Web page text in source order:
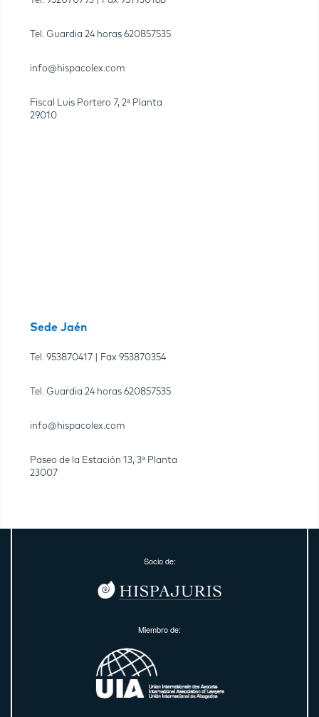
Tel. Guardia 24 horas 620857535
info@hispacolex.com
Fiscal Luis Portero 7, 2ª Planta
29010
Sede Jaén
Tel. 953870417 | Fax 953870354
Tel. Guardia 24 horas 620857535
info@hispacolex.com
Paseo de la Estación 13, 3ª Planta
23007
Socio de:
Miembro de: